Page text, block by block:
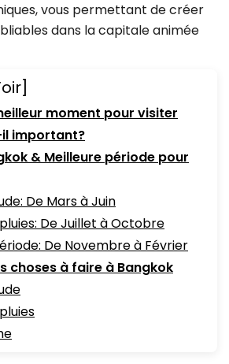
vous permettant de créer
dans la capitale animée
moment pour visiter
important?
& Meilleure période pour
De Mars à Juin
De Juillet à Octobre
De Novembre à Février
choses à faire à Bangkok